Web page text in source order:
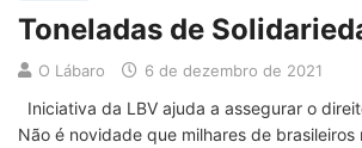
Toneladas de
O Lábaro 6 de dezembro de 2021
Iniciativa da LBV ajuda a assegurar o
Não é novidade que milhares de brasileiros